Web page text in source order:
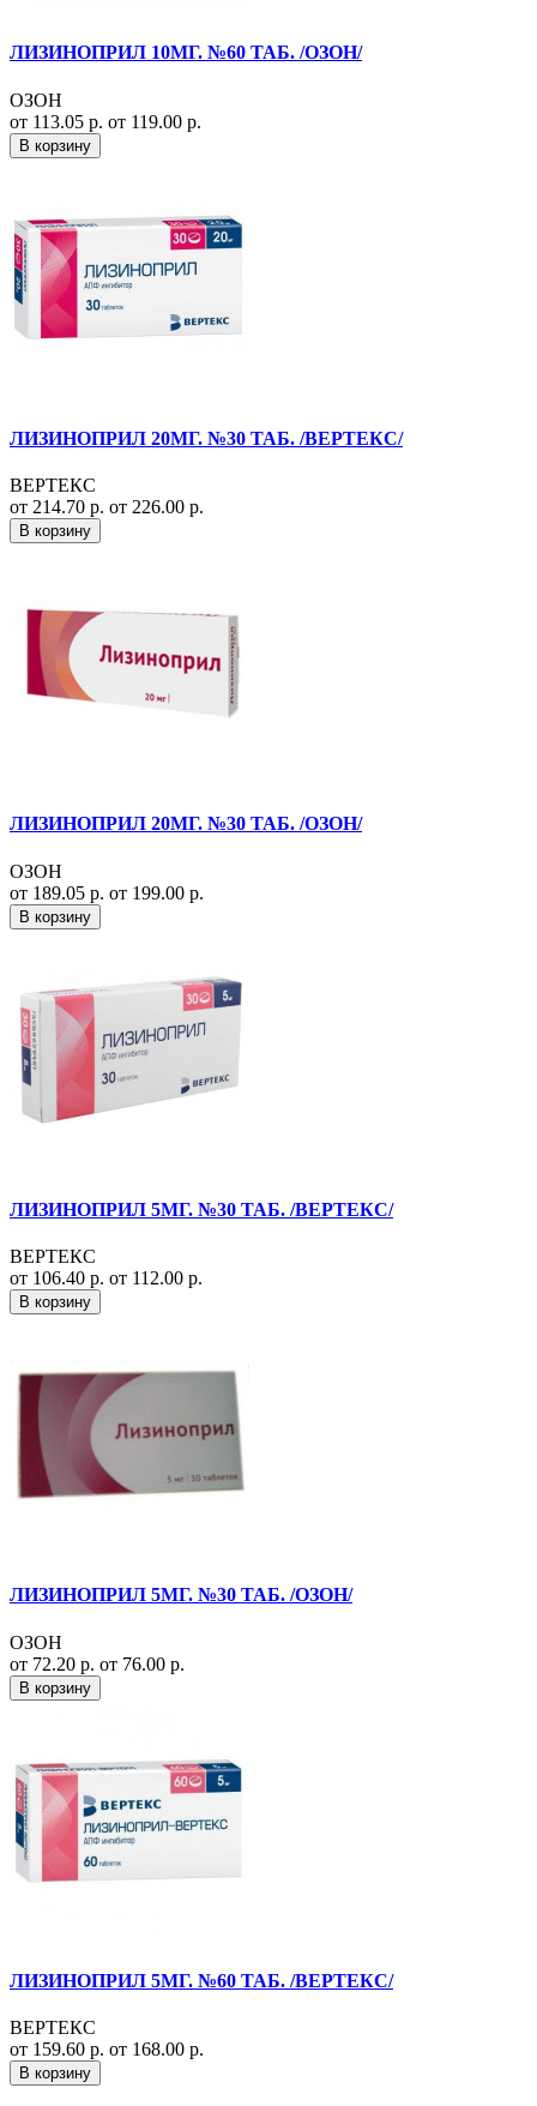
ЛИЗИНОПРИЛ 10МГ. №60 ТАБ. /ОЗОН/
ОЗОН
от 113.05 р. от 119.00 р.
В корзину
ЛИЗИНОПРИЛ 20МГ. №30 ТАБ. /ВЕРТЕКС/
ВЕРТЕКС
от 214.70 р. от 226.00 р.
В корзину
ЛИЗИНОПРИЛ 20МГ. №30 ТАБ. /ОЗОН/
ОЗОН
от 189.05 р. от 199.00 р.
В корзину
ЛИЗИНОПРИЛ 5МГ. №30 ТАБ. /ВЕРТЕКС/
ВЕРТЕКС
от 106.40 р. от 112.00 р.
В корзину
ЛИЗИНОПРИЛ 5МГ. №30 ТАБ. /ОЗОН/
ОЗОН
от 72.20 р. от 76.00 р.
В корзину
ЛИЗИНОПРИЛ 5МГ. №60 ТАБ. /ВЕРТЕКС/
ВЕРТЕКС
от 159.60 р. от 168.00 р.
В корзину